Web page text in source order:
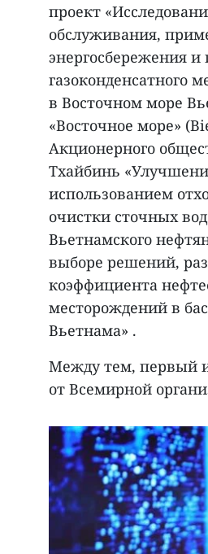
проект
обслуживания,
энергосбережения
газоконденсатного
в Восточном море
«Восточное море»
Акционерного
Тхайбинь
использованием
очистки сточных
Вьетнамского
выборе решений,
коэффициента
месторождений в
Вьетнама» .
Между тем, первый
от Всемирной